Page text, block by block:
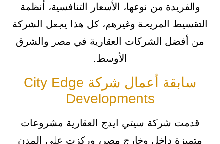
والفريدة من نوعها، الأسعار التنافسية، أنظمة
التقسيط المريحة وغيرهم، كل هذا يجعل الشركة
من أفضل الشركات العقارية في مصر والشرق
الأوسط.
سابقة أعمال شركة City Edge
Developments
قدمت شركة سيتي ايدج العقارية مشروعات
متميزة داخل وخارج مصر، وركزت على المدن